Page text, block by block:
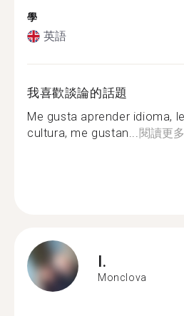
學
英語
我喜歡談論的話題
Me gusta aprender idioma,
cultura, me gustan...閱讀更多
I.
Monclova